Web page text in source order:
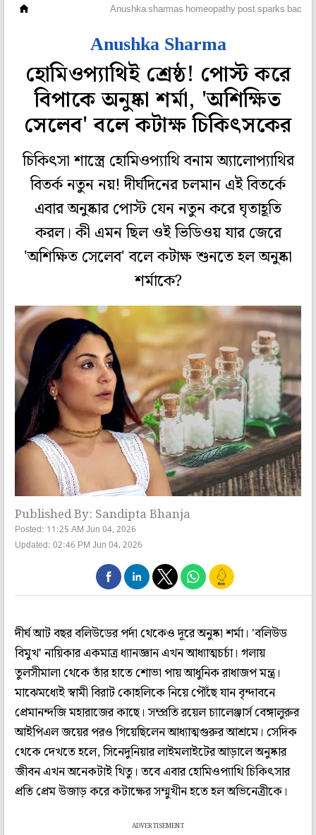
Anushka sharmas homeopathy post sparks
Anushka Sharma
হোমিওপ্যাথিই শ্রেষ্ঠ! পোস্ট করে
বিপাকে অনুষ্কা শর্মা, 'অশিক্ষিত
সেলেব' বলে কটাক্ষ চিকিৎসকের
চিকিৎসা শাস্ত্রে হোমিওপ্যাথি বনাম অ্যালোপ্যাথির
বিতর্ক নতুন নয়! দীর্ঘদিনের চলমান এই বিতর্কে
এবার অনুষ্কার পোস্ট যেন নতুন করে ঘৃতাহূতি
করল। কী এমন ছিল ওই ভিডিওয় যার জেরে
'অশিক্ষিত সেলেব' বলে কটাক্ষ শুনতে হল অনুষ্কা
শর্মাকে?
Published By: Sandipta Bhanja
Posted: 11:25 AM Jun 04, 2026
Updated: 02:46 PM Jun 04, 2026
দীর্ঘ আট বছর বলিউডের পর্দা থেকেও দূরে অনুষ্কা শর্মা। 'বলিউড
বিমুখ' নায়িকার একমাত্র ধ্যানজ্ঞান এখন আধ্যাত্মচর্চা। গলায়
তুলসীমালা থেকে তাঁর হাতে শোভা পায় আধুনিক রাধাজপ মন্ত্র।
মাঝেমধ্যেই স্বামী বিরাট কোহলিকে নিয়ে পৌঁছে যান বৃন্দাবনে
প্রেমানন্দজি মহারাজের কাছে। সম্প্রতি রয়েল চ্যালেঞ্জার্স বেঙ্গালুরুর
আইপিএল জয়ের পরও গিয়েছিলেন আধ্যাত্মগুরুর আশ্রমে। সেদিক
থেকে দেখতে হলে, সিনেদুনিয়ার লাইমলাইটের আড়ালে অনুষ্কার
জীবন এখন অনেকটাই থিতু। তবে এবার হোমিওপ্যাথি চিকিৎসার
প্রতি প্রেম উজাড় করে কটাক্ষের সম্মুখীন হতে হল অভিনেত্রীকে।
ADVERTISEMENT